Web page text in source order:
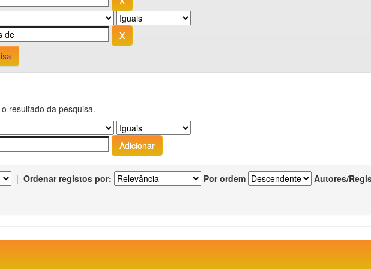
resultado da pesquisa.
| Ordenar registos por: Por ordem Autores/